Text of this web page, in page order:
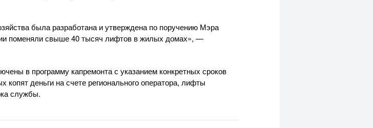
была разработана и утверждена по поручению Мэра
поменяли свыше 40 тысяч лифтов в жилых домах», —
в программу капремонта с указанием конкретных сроков
деньги на счете регионального оператора, лифты
службы.